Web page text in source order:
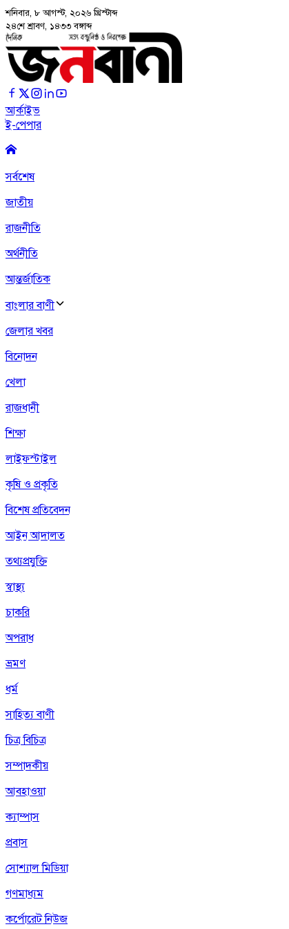
শনিবার, ৮ আগস্ট, ২০২৬ খ্রিস্টাব্দ
২৪শে শ্রাবণ, ১৪৩৩ বঙ্গাব্দ
আর্কাইভ
ই-পেপার
সর্বশেষ
জাতীয়
রাজনীতি
অর্থনীতি
আন্তর্জাতিক
বাংলার বাণী
জেলার খবর
বিনোদন
খেলা
রাজধানী
শিক্ষা
লাইফস্টাইল
কৃষি ও প্রকৃতি
বিশেষ প্রতিবেদন
আইন আদালত
তথ্যপ্রযুক্তি
স্বাস্থ্য
চাকরি
অপরাধ
ভ্রমণ
ধর্ম
সাহিত্য বাণী
চিত্র বিচিত্র
সম্পাদকীয়
আবহাওয়া
ক্যাম্পাস
প্রবাস
সোশ্যাল মিডিয়া
গণমাধ্যম
কর্পোরেট নিউজ